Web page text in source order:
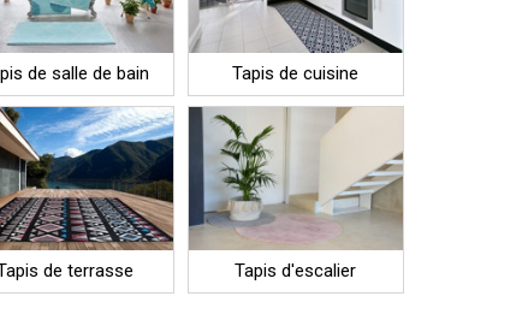
de salle de bain Tapis de cuisine
de terrasse Tapis d'escalier